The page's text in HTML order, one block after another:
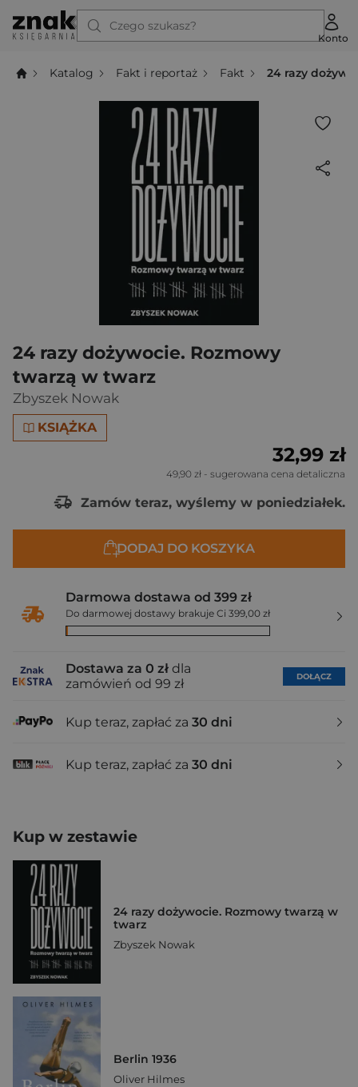
Czego szukasz?
Konto
Katalog Fakt i reportaż Fakt 24 razy
24 razy dożywocie. Rozmowy
twarzą w twarz
Zbyszek Nowak
KSIĄŻKA
32,99 zł
49,90 zł - sugerowana cena detaliczna
Zamów teraz, wyślemy w poniedziałek.
DODAJ DO KOSZYKA
Darmowa dostawa od 399 zł
Do darmowej dostawy brakuje Ci 399,00 zł
Dostawa za 0 zł dla
zamówień od 99 zł
DOŁĄCZ
Kup teraz, zapłać za 30 dni
Kup teraz, zapłać za 30 dni
Kup w zestawie
24 razy dożywocie. Rozmowy twarzą w
twarz
Zbyszek Nowak
Berlin 1936
Oliver Hilmes